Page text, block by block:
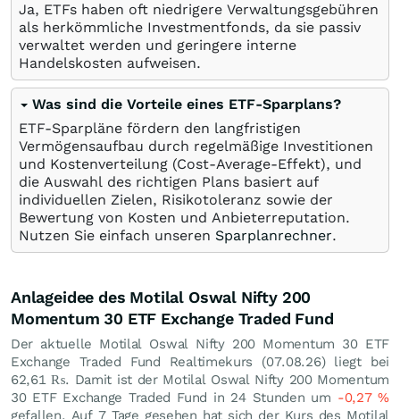
Ja, ETFs haben oft niedrigere Verwaltungsgebühren
als herkömmliche Investmentfonds, da sie passiv
verwaltet werden und geringere interne
Handelskosten aufweisen.
Was sind die Vorteile eines ETF-Sparplans?
ETF-Sparpläne fördern den langfristigen
Vermögensaufbau durch regelmäßige Investitionen
und Kostenverteilung (Cost-Average-Effekt), und
die Auswahl des richtigen Plans basiert auf
individuellen Zielen, Risikotoleranz sowie der
Bewertung von Kosten und Anbieterreputation.
Nutzen Sie einfach unseren Sparplanrechner.
Anlageidee des Motilal Oswal Nifty 200
Momentum 30 ETF Exchange Traded Fund
Der aktuelle Motilal Oswal Nifty 200 Momentum 30 ETF
Exchange Traded Fund Realtimekurs (07.08.26) liegt bei
62,61 ₨. Damit ist der Motilal Oswal Nifty 200 Momentum
30 ETF Exchange Traded Fund in 24 Stunden um -0,27%
gefallen. Auf 7 Tage gesehen hat sich der Kurs des Motilal